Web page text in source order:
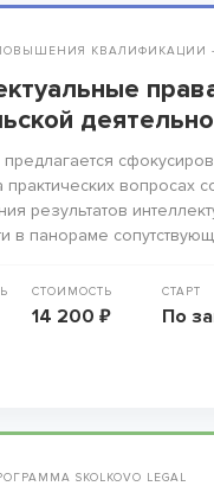
КВАЛИФИКАЦИИ -
вопросах
результатов
в панораме
СТОИМОСТЬ
14 200 ₽
СТАРТ
По
SKOLKOVO LEGAL